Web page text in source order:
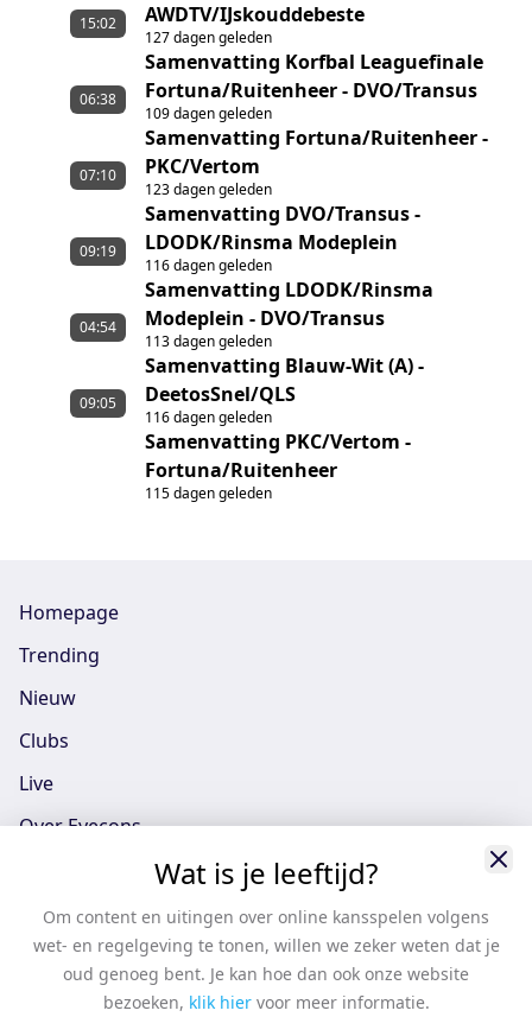
AWDTV/IJskouddebeste
127 dagen geleden
15:02
Samenvatting Korfbal Leaguefinale
Fortuna/Ruitenheer - DVO/Transus
109 dagen geleden
06:38
Samenvatting Fortuna/Ruitenheer -
PKC/Vertom
123 dagen geleden
07:10
Samenvatting DVO/Transus -
LDODK/Rinsma Modeplein
116 dagen geleden
09:19
Samenvatting LDODK/Rinsma
Modeplein - DVO/Transus
113 dagen geleden
04:54
Samenvatting Blauw-Wit (A) -
DeetosSnel/QLS
116 dagen geleden
09:05
Samenvatting PKC/Vertom -
Fortuna/Ruitenheer
115 dagen geleden
Homepage
Trending
Nieuw
Clubs
Live
Over Eyecons
Eyecons App - iOS
Eyecons App - Android
Vacatures
Wat is je leeftijd?
Om content en uitingen over online kansspelen volgens
wet- en regelgeving te tonen, willen we zeker weten dat je
oud genoeg bent. Je kan hoe dan ook onze website
bezoeken, klik hier voor meer informatie.